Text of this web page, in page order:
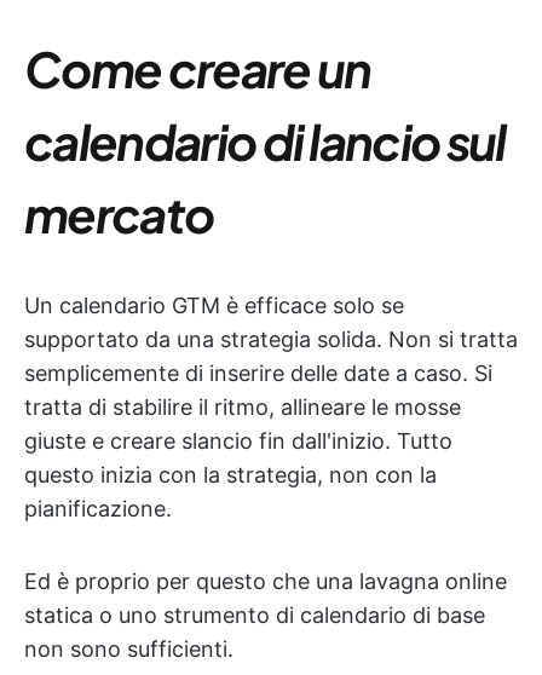
Come creare un
calendario di lancio sul
mercato
Un calendario GTM è efficace solo se
supportato da una strategia solida. Non si tratta
semplicemente di inserire delle date a caso. Si
tratta di stabilire il ritmo, allineare le mosse
giuste e creare slancio fin dall'inizio. Tutto
questo inizia con la strategia, non con la
pianificazione.
Ed è proprio per questo che una lavagna online
statica o uno strumento di calendario di base
non sono sufficienti.